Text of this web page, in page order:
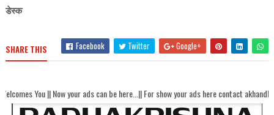
डेस्क
SHARE THIS Facebook Twitter Google+
can be here...|| For show your ads here contact